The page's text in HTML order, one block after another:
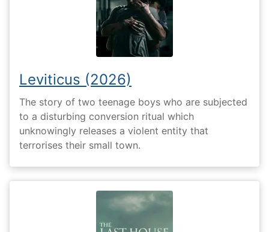
Leviticus (2026)
The story of two teenage boys who are subjected
to a disturbing conversion ritual which
unknowingly releases a violent entity that
terrorises their small town.